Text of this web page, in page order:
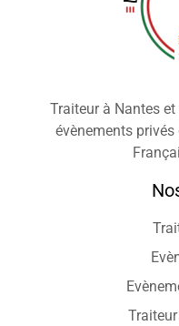
Traiteur à Nantes
évènements